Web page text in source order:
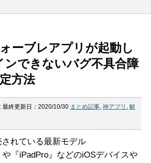
ォーブレアプリが起動し
ンできないバグ不具合障
方法
: 最終更新日：2020/10/30 まとめ記事, 神アプリ , 解
れている最新モデル
や『iPadPro』などのiOSデバイスや